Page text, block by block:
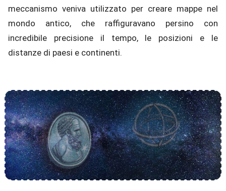
meccanismo veniva utilizzato per creare mappe nel
mondo antico, che raffiguravano persino con
incredibile precisione il tempo, le posizioni e le
distanze di paesi e continenti.